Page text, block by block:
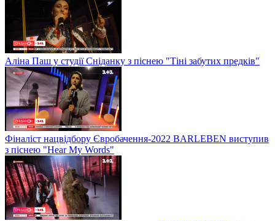
Аліна Паш у студії Сніданку з піснею "Тіні забутих предків"
Фіналіст нацвідбору Євробачення-2022 BARLEBEN виступив
з піснею "Hear My Words"